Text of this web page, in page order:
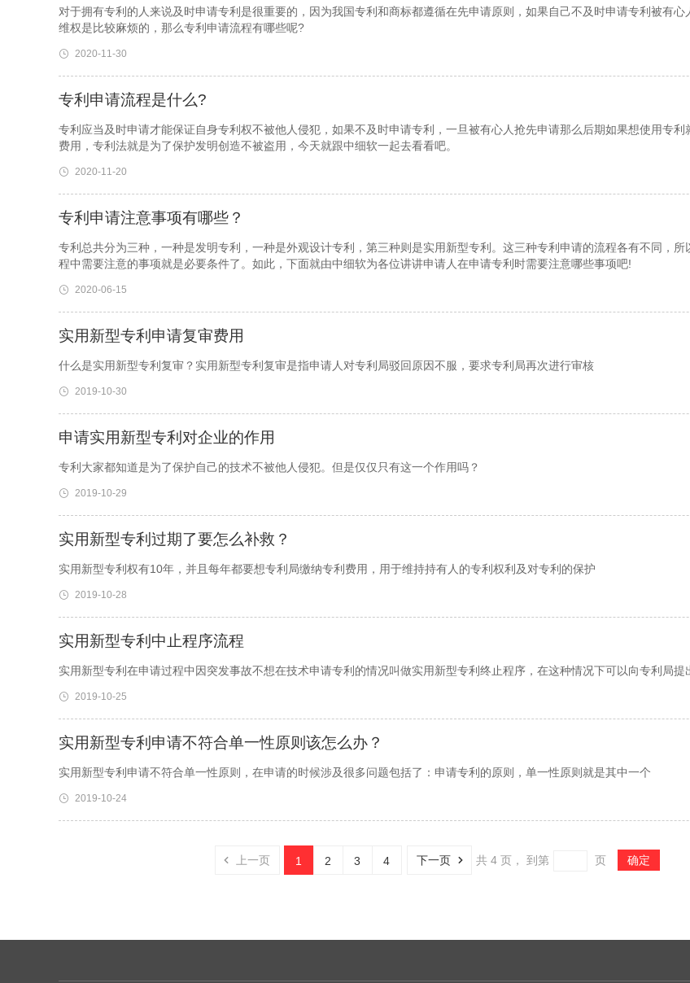
对于拥有专利的人来说及时申请专利是很重要的，因为我国专利和商标都遵循在先申请原则，如果自己不及时申请专利被有
维权是比较麻烦的，那么专利申请流程有哪些呢?
2020-11-30
专利申请流程是什么?
专利应当及时申请才能保证自身专利权不被他人侵犯，如果不及时申请专利，一旦被有心人抢先申请那么后期如果想使用专利
费用，专利法就是为了保护发明创造不被盗用，今天就跟中细软一起去看看吧。
2020-11-20
专利申请注意事项有哪些？
专利总共分为三种，一种是发明专利，一种是外观设计专利，第三种则是实用新型专利。这三种专利申请的流程各有不同，
程中需要注意的事项就是必要条件了。如此，下面就由中细软为各位讲讲申请人在申请专利​时需要注意哪些事项吧!
2020-06-15
实用新型专利申请复审费用
什么是实用新型专利复审？实用新型专利复审是指申请人对专利局驳回原因不服，要求专利局再次进行审核
2019-10-30
申请实用新型专利对企业的作用
专利大家都知道是为了保护自己的技术不被他人侵犯。但是仅仅只有这一个作用吗？
2019-10-29
实用新型专利过期了要怎么补救？
实用新型专利权有10年，并且每年都要想专利局缴纳专利费用，用于维持持有人的专利权利及对专利的保护
2019-10-28
实用新型专利中止程序流程
实用新型专利在申请过程中因突发事故不想在技术申请专利的情况叫做实用新型专利终止程序，在这种情况下可以向专利局提
2019-10-25
实用新型专利申请不符合单一性原则该怎么办？
实用新型专利申请不符合单一性原则，在申请的时候涉及很多问题包括了：申请专利的原则，单一性原则就是其中一个
2019-10-24
上一页 1 2 3 4 下一页 共 4 页， 到第 页 确定